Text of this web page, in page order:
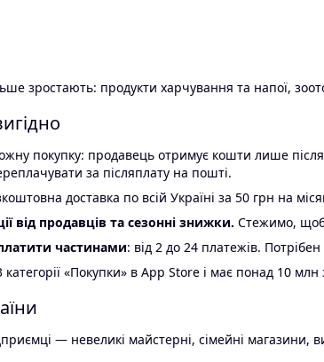
зростають: продукти харчування та напої,
покупку: продавець отримує кошти лише
за післяплату на пошті.
доставка по всій Україні за 50 грн на
від продавців та сезонні знижки. Стежимо, щоб
частинами: від 2 до 24 платежів.
«Покупки» в App Store і має понад 10
— невеликі майстерні, сімейні магазини,